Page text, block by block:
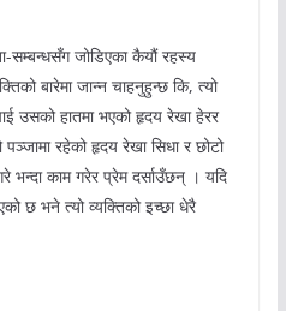
सम्बन्धसँग जोडिएका कैयौं रहस्य
बारेमा जान्न चाहनुहुन्छ कि, त्यो
उसको हातमा भएको हृदय रेखा हेरर
रहेको हृदय रेखा सिधा र छोटो
भन्दा काम गरेर प्रेम दर्साउँछन् । यदि
छ भने त्यो व्यक्तिको इच्छा धेरै